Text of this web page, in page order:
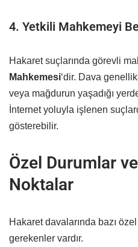
4. Yetkili Mahkemeyi
Hakaret suçlarında görevli
Mahkemesi‘dir. Dava
veya mağdurun yaşadığı
İnternet yoluyla işlenen
gösterebilir.
Özel Durumlar
Noktalar
Hakaret davalarında bazı
gerekenler vardır.